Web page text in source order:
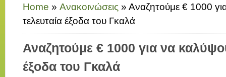
Home » Ανακοινώσεις » Αναζητούμε € 1000
τελευταία έξοδα του Γκαλά
Αναζητούμε € 1000 για να
έξοδα του Γκαλά